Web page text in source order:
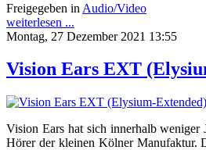
Freigegeben in Audio/Video
weiterlesen ...
Montag, 27 Dezember 2021 13:55
Vision Ears EXT
Vision Ears hat sich innerhalb
Hörer der kleinen Kölner Manufaktur.